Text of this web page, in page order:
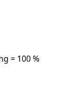
= 100 %